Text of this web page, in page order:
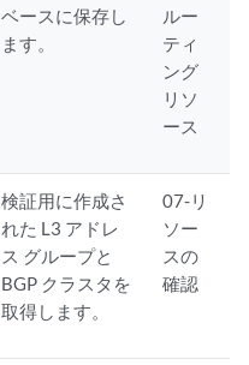
ベースに保存し
ます。
ルー
ティ
ング
リソ
ース
検証用に作成さ
れた L3 アドレ
ス グループと
BGP クラスタを
取得します。
07-リ
ソー
スの
確認